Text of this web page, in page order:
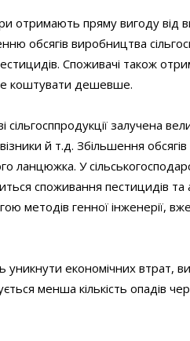
отримають пряму вигоду від
обсягів виробництва
Споживачі також
коштувати дешевше.
сільгосппродукції залучена
й т.д. Збільшення
ланцюжка. У
споживання пестицидів та
генної інженерії, вже
уникнути економічних втрат,
менша кількість опадів